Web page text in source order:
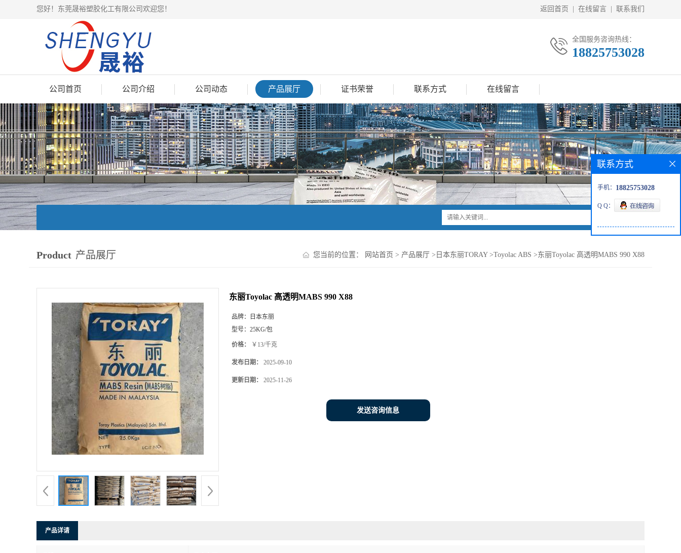
您好！东莞晟裕塑胶化工有限公司欢迎您！ 返回首页 在线留言 联系我们
全国服务咨询热线：
18825753028
公司首页 公司介绍 公司动态 产品展厅 证书荣誉 联系方式 在线留言
Product 产品展厅 您当前的位置： 网站首页 > 产品展厅 > 日本东丽TORAY>Toyolac ABS >东丽Toyolac 高透明MABS 990 X88
东丽Toyolac 高透明MABS 990 X88
品牌：
日本东丽
型号： 25KG/包
价格： ￥13/千克
发布日期： 2025-09-10
更新日期： 2025-11-26
发送咨询信息
产品详请
联系方式
手机： 18825753028
Q Q：